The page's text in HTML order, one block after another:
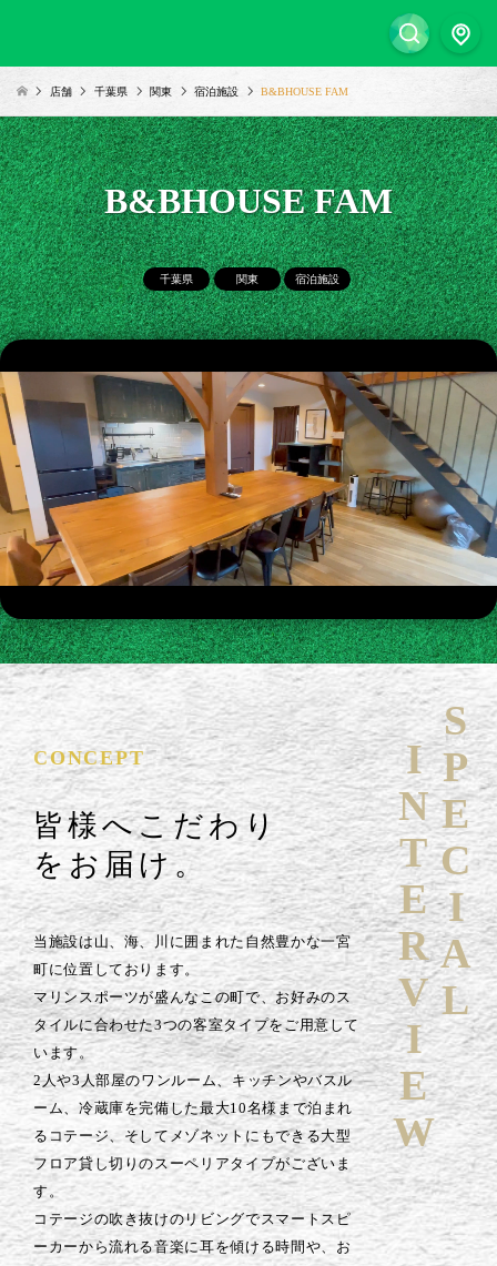
店舗 千葉県 関東 宿泊施設 B&BHOUSE FAM
B&BHOUSE FAM
千葉県 関東 宿泊施設
CONCEPT
皆様へこだわり
をお届け。
当施設は山、海、川に囲まれた自然豊かな一宮
町に位置しております。
マリンスポーツが盛んなこの町で、お好みのス
タイルに合わせた3つの客室タイプをご用意して
います。
2人や3人部屋のワンルーム、キッチンやバスル
ーム、冷蔵庫を完備した最大10名様まで泊まれ
るコテージ、そしてメゾネットにもできる大型
フロア貸し切りのスーペリアタイプがございま
す。
コテージの吹き抜けのリビングでスマートスピ
ーカーから流れる音楽に耳を傾ける時間や、お
SPECIAL
INTERVIEW